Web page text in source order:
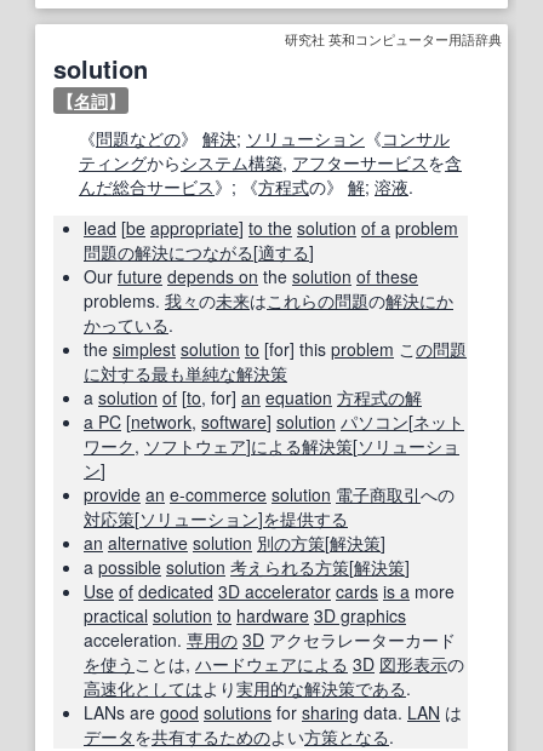
研究社 英和コンピューター用語辞典
solution
【名詞】
《問題などの》 解決; ソリューション 《コンサル
ティングからシステム構築, アフターサービスを含
んだ総合サービス》; 《方程式の》 解; 溶液.
lead [be appropriate] to the solution of a problem
問題の解決につながる[適する]
Our future depends on the solution of these
problems. 我々の未来はこれらの問題の解決にか
かっている.
the simplest solution to [for] this problem この問題
に対する最も単純な解決策
a solution of [to, for] an equation 方程式の解
a PC [network, software] solution パソコン[ネット
ワーク, ソフトウェア]による解決策[ソリューショ
ン]
provide an e-commerce solution 電子商取引への
対応策[ソリューション]を提供する
an alternative solution 別の方策[解決策]
a possible solution 考えられる方策[解決策]
Use of dedicated 3D accelerator cards is a more
practical solution to hardware 3D graphics
acceleration. 専用の 3D アクセラレーターカード
を使う ことは, ハードウェアによる 3D 図形表示の
高速化としてはより実用的な解決策である.
LANs are good solutions for sharing data. LAN は
データを共有するためのよい方策となる.